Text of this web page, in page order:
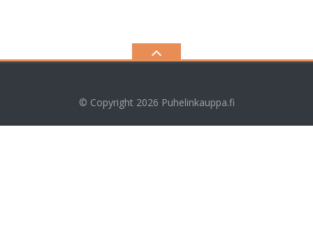
© Copyright 2026 Puhelinkauppa.fi